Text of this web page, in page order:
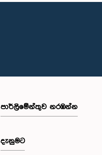
පාර්ලි‌මේන්තුව නරඹන්න
දැනුමට